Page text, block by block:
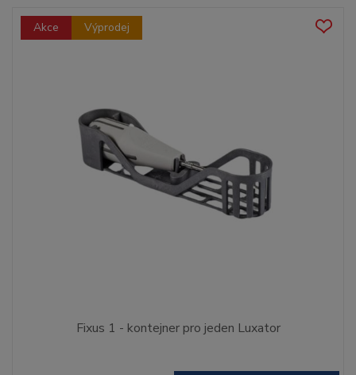
Akce Výprodej
Fixus 1 - kontejner pro jeden Luxator